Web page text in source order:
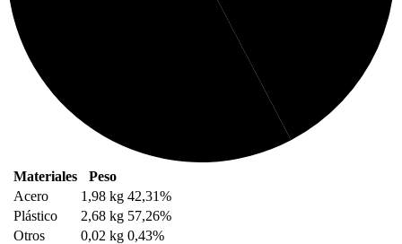
Materiales
Peso
Acero
1,98 kg 42,31%
Plástico
2,68 kg 57,26%
Otros
0,02 kg 0,43%